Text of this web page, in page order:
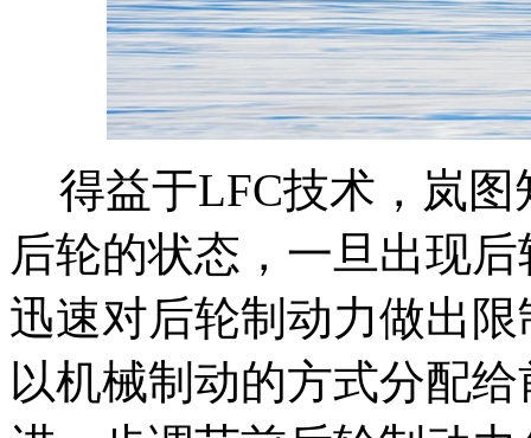
得益于LFC技术，岚
后轮的状态，一旦出现
迅速对后轮制动力做出
以机械制动的方式分配